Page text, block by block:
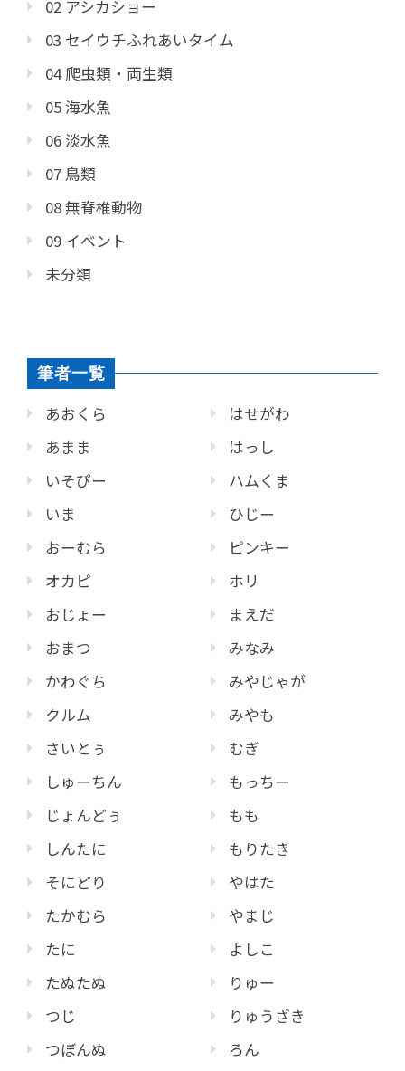
02 アシカショー
03 セイウチふれあいタイム
04 爬虫類・両生類
05 海水魚
06 淡水魚
07 鳥類
08 無脊椎動物
09 イベント
未分類
筆者一覧
あおくら
あまま
いそぴー
いま
おーむら
オカピ
おじょー
おまつ
かわぐち
クルム
さいとぅ
しゅーちん
じょんどぅ
しんたに
そにどり
たかむら
たに
たぬたぬ
つじ
つぼんぬ
はせがわ
はっし
ハムくま
ひじー
ピンキー
ホリ
まえだ
みなみ
みやじゃが
みやも
むぎ
もっちー
もも
もりたき
やはた
やまじ
よしこ
りゅー
りゅうざき
ろん